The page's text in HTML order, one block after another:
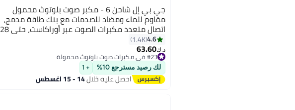
جي بي إل شاحن 6 - مكبر صوت بلوتوث محمول
مقاوم للماء ومضاد للصدمات مع بنك طاقة مدمج،
اتصال متعدد مكبرات الصوت عبر أوراكاست، حتى 28
ساعة من وقت التشغيل، شحن سريع، وصوت قوي
4.6
1.4K
د.ك‏63.60
#23 في مكبرات صوت بلوتوث محمولة
باقي 2 وحدات في المخزون
#23 في مكبرات صوت بلوتوث محمولة
لك رصيد مسترجع 10% + 1
احصل عليه خلال14 - 15 اغسطس